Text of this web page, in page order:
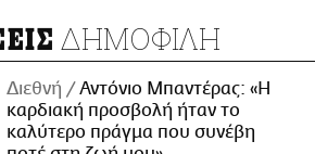
ΔΗΜΟΦΙΛΗ
Διεθνή
Αντόνιο Μπαντέρας: «Η
καρδιακή προσβολή ήταν το
καλύτερο πράγμα που συνέβη